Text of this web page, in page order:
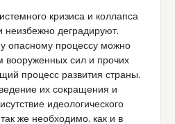
кризиса и коллапса
неизбежно деградируют.
опасному процессу можно
вооруженных сил и прочих
процесс развития страны.
их сокращения и
идеологического
же необходимо, как и в